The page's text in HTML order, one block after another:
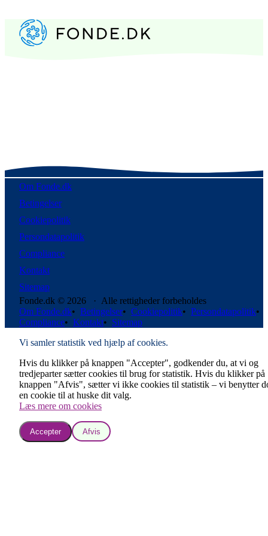
Om Fonde.dk
Betingelser
Cookiepolitik
Persondatapolitik
Compliance
Kontakt
Sitemap
Fonde.dk © 2026 · Alle rettigheder forbeholdes
Om Fonde.dk• Betingelser• Cookiepolitik• Persondatapolitik•
Compliance• Kontakt• Sitemap
Vi samler statistik ved hjælp af cookies.
Hvis du klikker på knappen "Accepter", godkender du, at vi og
tredjeparter sætter cookies til brug for statistik. Hvis du klikker på
knappen "Afvis", sætter vi ikke cookies til statistik – vi benytter
en cookie til at huske dit valg.
Læs mere om cookies
Accepter Afvis